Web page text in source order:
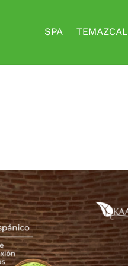
SPA TEMAZCAL